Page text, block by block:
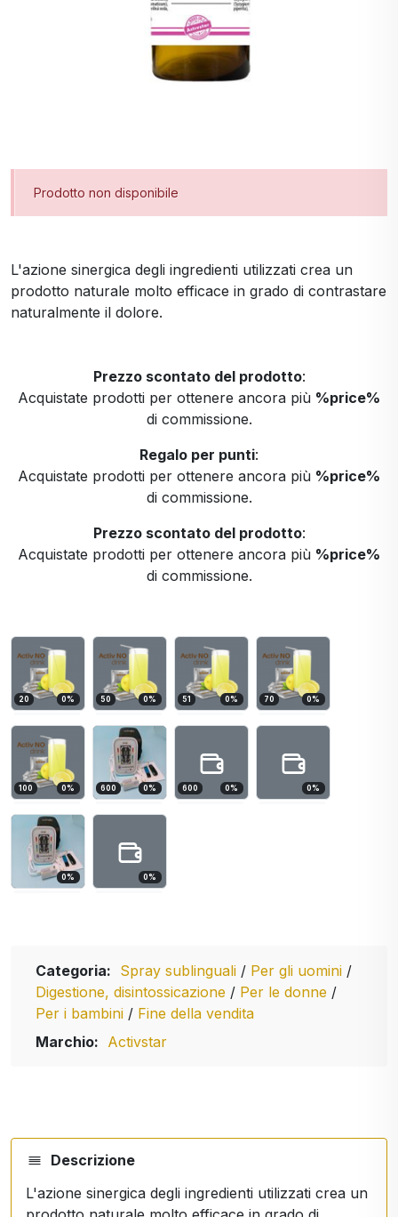
Prodotto non disponibile
L'azione sinergica degli ingredienti utilizzati crea un
prodotto naturale molto efficace in grado di contrastare
naturalmente il dolore.
Prezzo scontato del prodotto:
Acquistate prodotti per ottenere ancora più %price%
di commissione.
Regalo per punti:
Acquistate prodotti per ottenere ancora più %price%
di commissione.
Prezzo scontato del prodotto:
Acquistate prodotti per ottenere ancora più %price%
di commissione.
20 0% 50 0% 51 0% 70 0%
100 0% 600 0% 600 0% 0%
0% 0%
Categoria: Spray sublinguali / Per gli uomini /
Digestione, disintossicazione / Per le donne /
Per i bambini / Fine della vendita
Marchio: Activstar
Descrizione
L'azione sinergica degli ingredienti utilizzati crea un